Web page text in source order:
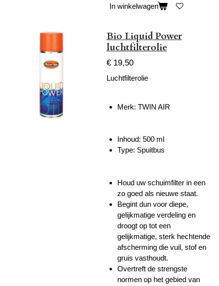
In winkelwagen
Bio Liquid Power
luchtfilterolie
€ 19,50
Luchtfilterolie
Merk: TWIN AIR
Inhoud: 500 ml
Type: Spuitbus
Houd uw schuimfilter in een
zo goed als nieuwe staat.
Begint dun voor diepe,
gelijkmatige verdeling en
droogt op tot een
gelijkmatige, sterk hechtende
afscherming die vuil, stof en
gruis vasthoudt.
Overtreft de strengste
normen op het gebied van